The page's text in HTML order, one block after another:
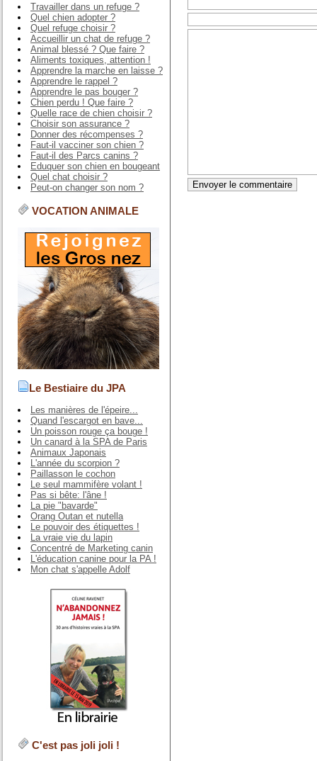
Travailler dans un refuge ?
Quel chien adopter ?
Quel refuge choisir ?
Accueillir un chat de refuge ?
Animal blessé ? Que faire ?
Aliments toxiques, attention !
Apprendre la marche en laisse ?
Apprendre le rappel ?
Apprendre le pas bouger ?
Chien perdu ! Que faire ?
Quelle race de chien choisir ?
Choisir son assurance ?
Donner des récompenses ?
Faut-il vacciner son chien ?
Faut-il des Parcs canins ?
Eduquer son chien en bougeant
Quel chat choisir ?
Peut-on changer son nom ?
VOCATION ANIMALE
Le Bestiaire du JPA
Les manières de l'épeire...
Quand l'escargot en bave...
Un poisson rouge ça bouge !
Un canard à la SPA de Paris
Animaux Japonais
L'année du scorpion ?
Paillasson le cochon
Le seul mammifère volant !
Pas si bête: l'âne !
La pie "bavarde"
Orang Outan et nutella
Le pouvoir des étiquettes !
La vraie vie du lapin
Concentré de Marketing canin
L'éducation canine pour la PA !
Mon chat s'appelle Adolf
C'est pas joli joli !